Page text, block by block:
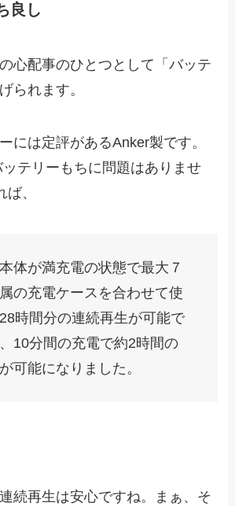
良し
心配事のひとつとして「バッテ
られます。
には定評があるAnker製です。
テリーもちに問題はありませ
、
体が満充電の状態で最大７
の充電ケースを合わせて使
時間分の連続再生が可能で
10分間の充電で約2時間の
可能になりました。
続再生は安心ですね。まぁ、そ